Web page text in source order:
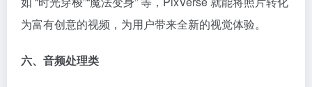
为富有创意的视频，为用户带来全新的视觉体验。​
六、音频处理类​